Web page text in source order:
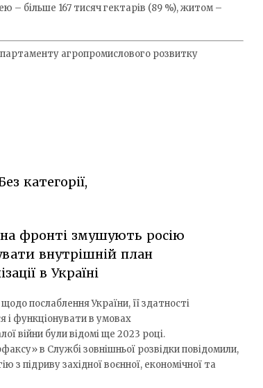
– більше 167 тисяч гектарів (89 %), житом –
агропромислового розвитку
категорії,
на фронті змушують росію
внутрішній план
в Україні
послаблення України, її здатності
і функціонувати в умовах
війни були відомі ще 2023 році.
в Службі зовнішньої розвідки повідомили,
підриву західної воєнної, економічної та